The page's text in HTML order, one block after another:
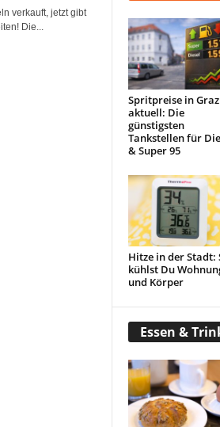
verkauft, jetzt gibt
Die...
Spritpreise in Graz
aktuell: Die
günstigsten
Tankstellen für
& Super 95
Hitze in der Stadt:
kühlst Du
und Körper
Essen &